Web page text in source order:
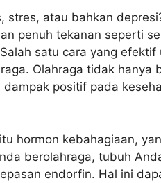
stres, atau bahkan
penuh tekanan seperti
satu cara yang efektif
Olahraga tidak hanya
positif pada
hormon kebahagiaan,
berolahraga, tubuh
endorfin. Hal ini